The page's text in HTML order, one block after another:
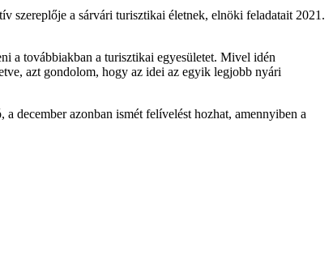
szereplője a sárvári turisztikai életnek, elnöki feladatait 2021.
a továbbiakban a turisztikai egyesületet. Mivel idén
azt gondolom, hogy az idei az egyik legjobb nyári
december azonban ismét felívelést hozhat, amennyiben a